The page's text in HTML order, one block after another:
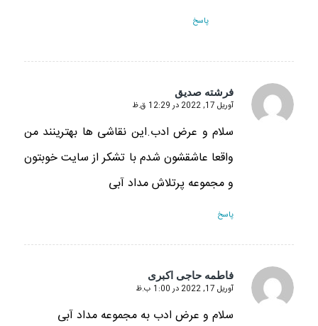
پاسخ
فرشته صدیق
گفته:
آوریل 17, 2022 در 12:29 ق.ظ
سلام و عرض ادب.این نقاشی ها بهترینند من
واقعا عاشقشون شدم با تشکر از سایت خوبتون
و مجموعه پرتلاش مداد آبی
پاسخ
فاطمه حاجی اکبری
گفته:
آوریل 17, 2022 در 1:00 ب.ظ
سلام و عرض ادب به مجموعه مداد آبی